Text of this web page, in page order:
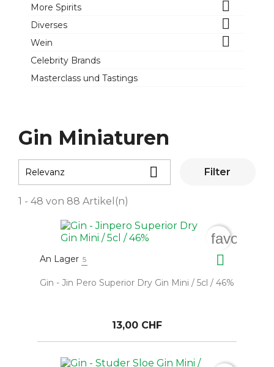
More Spirits 
Diverses 
Wein 
Celebrity Brands
Masterclass und Tastings
Gin Miniaturen
Relevanz  Filter
1 - 48 von 88 Artikel(n)
An Lager 5 
Gin - Jin Pero Superior Dry Gin Mini / 5cl / 46%
13,00 CHF